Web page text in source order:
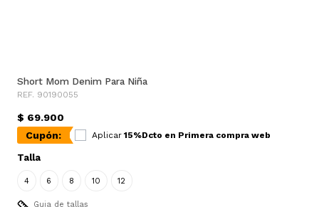
Short Mom Denim Para Niña
REF. 90190055
$ 69.900
Cupón:
Aplicar 15%Dcto en Primera compra web
Talla
4 6 8 10 12
Guia de tallas